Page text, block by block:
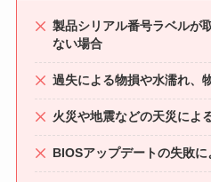
製品シリアル番号ラベルが
ない場合
過失による物損や水濡れ、
火災や地震などの天災によ
BIOSアップデートの失敗に